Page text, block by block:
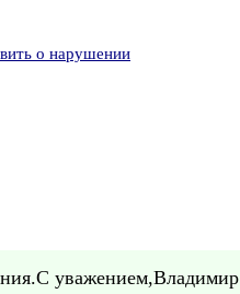
о нарушении
уважением,Владимир